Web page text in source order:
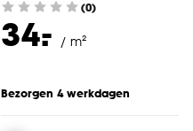
(0)
34.
- / m²
Bezorgen 4 werkdagen